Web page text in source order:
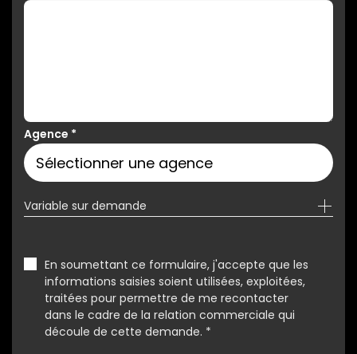
Agence *
Variable sur demande
En soumettant ce formulaire, j'accepte que les
informations saisies soient utilisées, exploitées,
traitées pour permettre de me recontacter
dans le cadre de la relation commerciale qui
découle de cette demande. *